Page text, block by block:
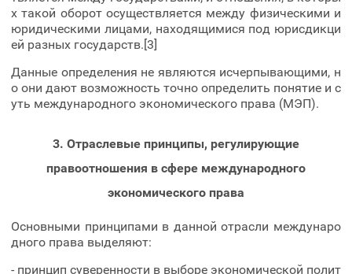
х такой оборот осуществляется между физическими и
юридическими лицами, находящимися под юрисдикци
ей разных государств.[3]
Данные определения не являются исчерпывающими, н
о они дают возможность точно определить понятие и с
уть международного экономического права (МЭП).
3. Отраслевые принципы, регулирующие
правоотношения в сфере международного
экономического права
Основными принципами в данной отрасли междунаро
дного права выделяют:
- принцип суверенности в выборе экономической полит